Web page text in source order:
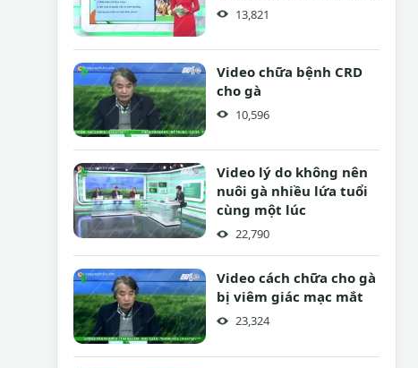
13,821
Video chữa bệnh CRD
cho gà
10,596
Video lý do không nên
nuôi gà nhiều lứa tuổi
cùng một lúc
22,790
Video cách chữa cho gà
bị viêm giác mạc mắt
23,324